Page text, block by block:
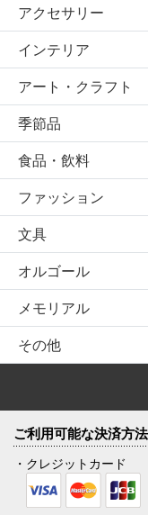
アクセサリー
インテリア
アート・クラフト
季節品
食品・飲料
ファッション
文具
オルゴール
メモリアル
その他
ご利用可能な決済方
・クレジットカード